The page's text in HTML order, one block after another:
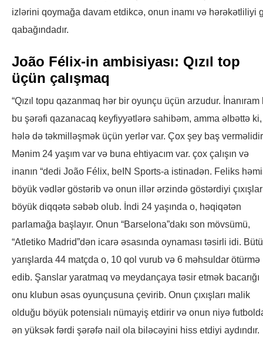
izlərini qoymağa davam etdikcə, onun inamı və hərəkətliliyi
qabağındadır.
João Félix-in ambisiyası: Qızıl top
üçün çalışmaq
“Qızıl topu qazanmaq hər bir oyunçu üçün arzudur. İnanıram
bu şərəfi qazanacaq keyfiyyətlərə sahibəm, amma əlbəttə ki,
hələ də təkmilləşmək üçün yerlər var. Çox şey baş
Mənim 24 yaşım var və buna ehtiyacım var. çox çalışın və
inanın “dedi João Félix, beIN Sports-a istinadən. Feliks
böyük vədlər göstərib və onun illər ərzində göstərdiyi çıxışlar
böyük diqqətə səbəb olub. İndi 24 yaşında o, həqiqətən
parlamağa başlayır. Onun “Barselona”dakı son mövsümü,
“Atletiko Madrid”dən icarə əsasında oynaması təsirli idi.
yarışlarda 44 matçda o, 10 qol vurub və 6 məhsuldar ötürmə
edib. Şanslar yaratmaq və meydançaya təsir etmək bacarığı
onu klubun əsas oyunçusuna çevirib. Onun çıxışları malik
olduğu böyük potensialı nümayiş etdirir və onun niyə
ən yüksək fərdi şərəfə nail ola biləcəyini hiss etdiyi aydındır.